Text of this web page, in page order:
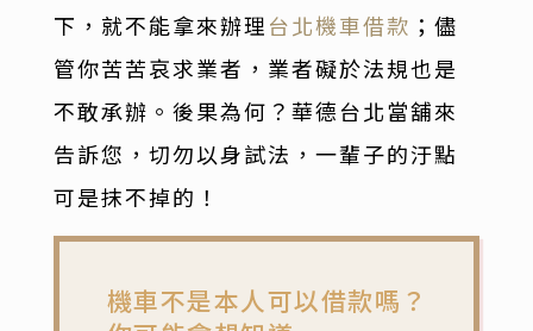
下，就不能拿來辦理台北機車借款 ；儘
管你苦苦哀求業者，業者礙於法規也是
不敢承辦。後果為何？華德台北當舖來
告訴您，切勿以身試法，一輩子的汙點
可是抹不掉的！
機車不是本人可以借款嗎？